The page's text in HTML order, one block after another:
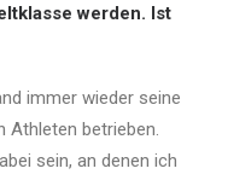
werden. Ist
immer wieder seine
Athleten betrieben.
sein, an denen ich